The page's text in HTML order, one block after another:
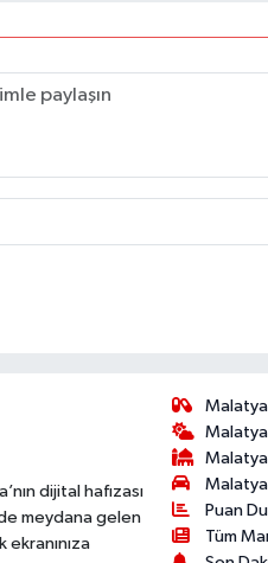
dijital hafızası
meydana gelen
ekranınıza
Malatya
Puan
Tüm